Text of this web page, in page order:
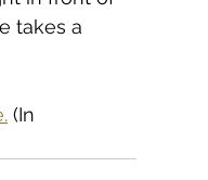
takes a
(In